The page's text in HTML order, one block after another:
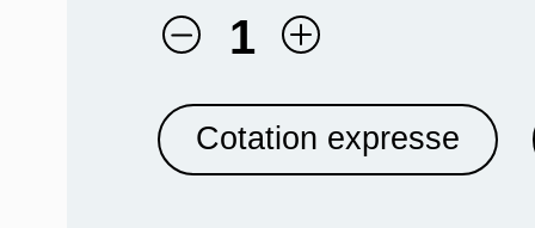
1
Cotation expresse